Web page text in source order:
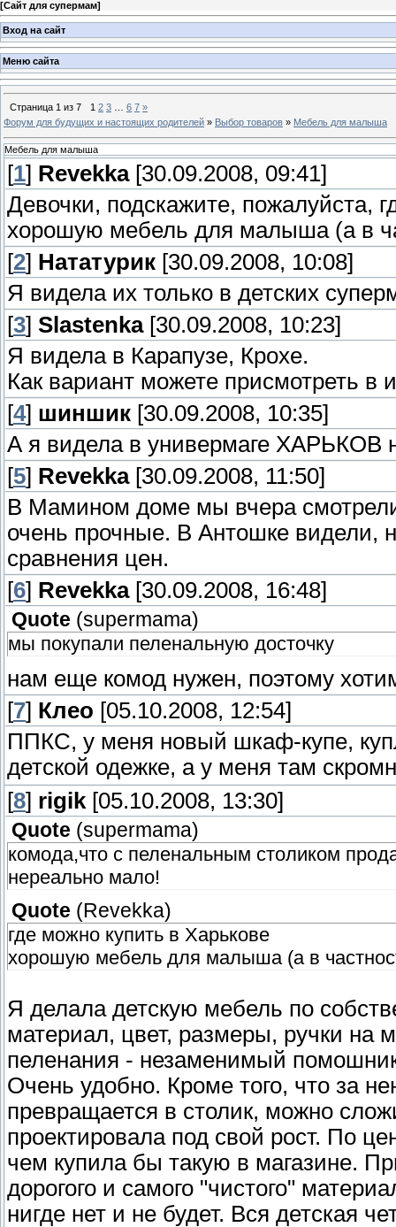
[Сайт для супермам]
Вход на сайт
Меню сайта
Страница 1 из 7 1 2 3 6 7 »
Форум для будущих и настоящих родителей » Выбор товаров » Мебель для малыша
Мебель для малыша
[1] Revekka[30.09.2008, 09:41]
Девочки, подскажите, пожалуйста,
хорошую мебель для малыша (а в
[2] Нататурик [30.09.2008, 10:08]
Я видела их только в детских
[3] Slastenka[30.09.2008, 10:23]
Я видела в Карапузе, Крохе.
Как вариант можете присмотреть в
[4] шиншик [30.09.2008, 10:35]
А я видела в универмаге ХАРЬКОВ
[5] Revekka[30.09.2008, 11:50]
В Мамином доме мы вчера
очень прочные. В Антошке видели,
сравнения цен.
[6] Revekka[30.09.2008, 16:48]
Quote (supermama)
мы покупали пеленальную досточку
нам еще комод нужен, поэтому
[7] Клео [05.10.2008, 12:54]
ППКС, у меня новый шкаф-купе,
детской одежке, а у меня там
[8] rigik [05.10.2008, 13:30]
Quote (supermama)
комода,что с пеленальным столиком
нереально мало!
Quote (Revekka)
где можно купить в Харькове
хорошую мебель для малыша (а в
Я делала детскую мебель по
материал, цвет, размеры, ручки на
пеленания - незаменимый
Очень удобно. Кроме того, что за
превращается в столик, можно
проектировала под свой рост. По
чем купила бы такую в магазине.
дорогого и самого "чистого"
нигде нет и не будет. Вся детская